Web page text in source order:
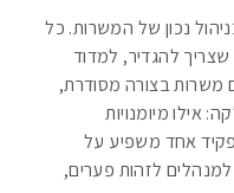
נכון של המשרות. כל
להגדיר, למדוד
משרות בצורה מסודרת,
אילו מיומנויות
אחד משפיע על
לזהות פערים,